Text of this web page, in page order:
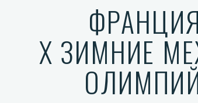
X ЗИМНИЕ